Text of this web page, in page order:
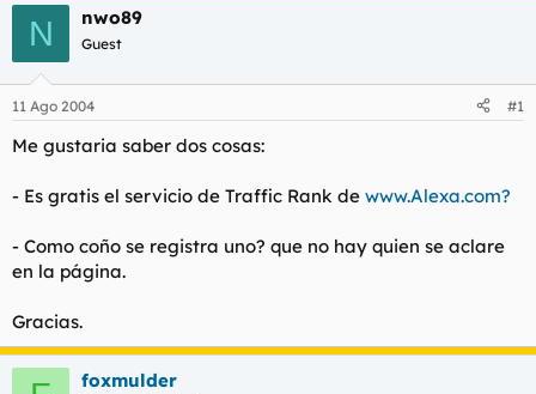
i
c
a
d
o
r
l
e
m
c
a
i
n
i
N nwo89
Guest
11 Ago 2004 #1
Me gustaria saber dos cosas:
- Es gratis el servicio de Traffic Rank de www.Alexa.com?
- Como coño se registra uno? que no hay quien se aclare
en la página.
Gracias.
foxmulder